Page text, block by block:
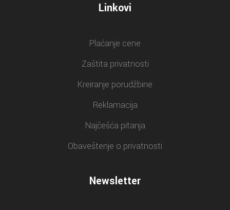
Linkovi
Plaćanje cene
Zaštita privatnosti
Kreiranje porudžbine
Reklamacija
Najčešća pitanja
Obaveštenje o privatnosti
Newsletter